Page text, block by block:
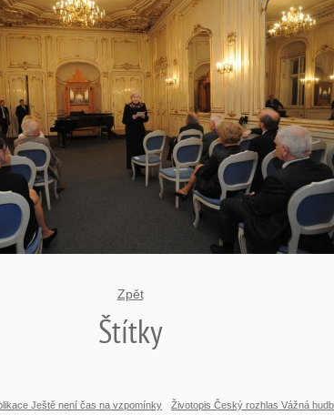
Zpět
Štítky
Ještě není čas na vzpomínky Životopis Český rozhlas Vážná